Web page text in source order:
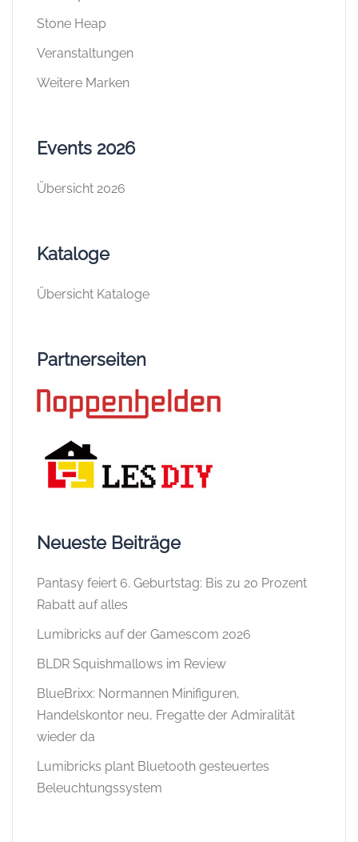
Stone Heap
Veranstaltungen
Weitere Marken
Events 2026
Übersicht 2026
Kataloge
Übersicht Kataloge
Partnerseiten
Neueste Beiträge
Pantasy feiert 6. Geburtstag: Bis zu 20 Prozent
Rabatt auf alles
Lumibricks auf der Gamescom 2026
BLDR Squishmallows im Review
BlueBrixx: Normannen Minifiguren,
Handelskontor neu, Fregatte der Admiralität
wieder da
Lumibricks plant Bluetooth gesteuertes
Beleuchtungssystem